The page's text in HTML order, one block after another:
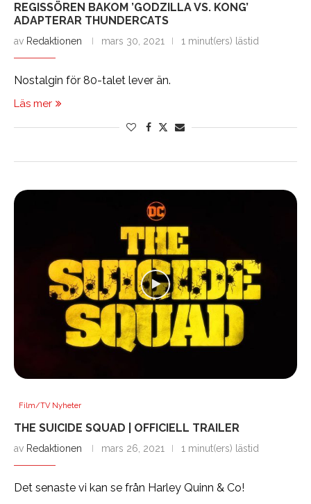
REGISSÖREN BAKOM ’GODZILLA VS. KONG’
ADAPTERAR THUNDERCATS
av Redaktionen mars 30, 2021 1 minut(ers) lästid
Nostalgin för 80-talet lever än.
Läs mer
Film/TV Nyheter
THE SUICIDE SQUAD | OFFICIELL TRAILER
av Redaktionen mars 26, 2021 1 minut(ers) lästid
Det senaste vi kan se från Harley Quinn & Co!